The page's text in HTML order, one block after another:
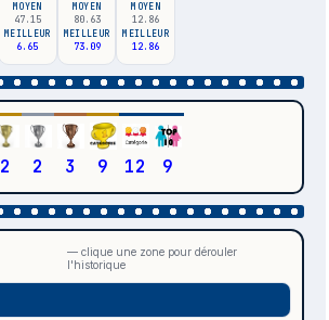
MOYEN
47.15
MEILLEUR
6.65
MOYEN
80.63
MEILLEUR
73.09
MOYEN
12.86
MEILLEUR
12.86
2 2 3 9 12 9
— clique une zone pour dérouler
l'historique